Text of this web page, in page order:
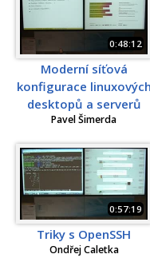
0:48:12
Moderní síťová
konfigurace linuxových
desktopů a serverů
Pavel Šimerda
0:57:19
Triky s OpenSSH
Ondřej Caletka